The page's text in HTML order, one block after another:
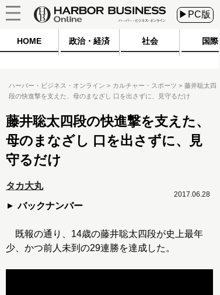
▶PC版
HOME 政治・経済 社会 国際
ハーバー・ビジネス・オンライン カルチャー・スポーツ
藤井聡太四
段の快進撃を支えた、母のまなざし 口を出さずに、見守るだけ
藤井聡太四段の快進撃を支えた、
母のまなざし 口を出さずに、見
守るだけ
タカ大丸
バックナンバー
2017.06.28
既報の通り、14歳の藤井聡太四段が史上最年
少、かつ前人未到の29連勝を達成した。